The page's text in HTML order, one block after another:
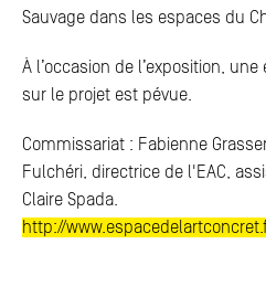
Sauvage dans les espaces du
À l’occasion de l’exposition, une
sur le projet est pévue.
Commissariat : Fabienne
Fulchéri, directrice de l'EAC,
Claire Spada.
http://